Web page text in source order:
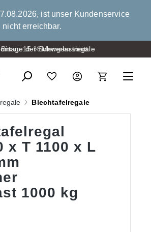
ist unser Kundenservice
nicht erreichbar.
Bis zu 15 % Mengenrabatt
der Schwerlastregale
Blechtafelregale
x T 1100 x L
1000 kg